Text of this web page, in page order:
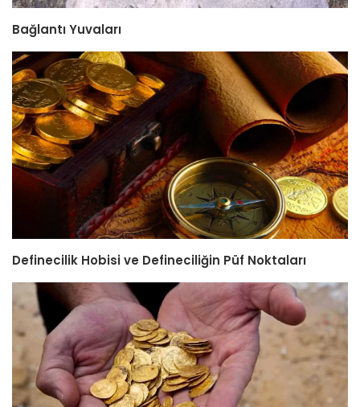
Bağlantı Yuvaları
Definecilik Hobisi ve Defineciliğin Püf Noktaları